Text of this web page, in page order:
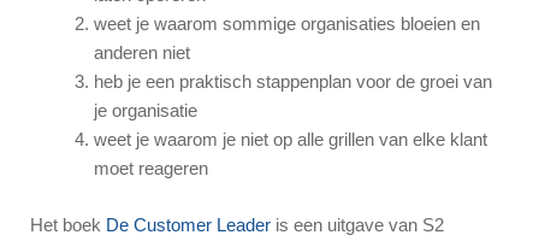
weet je waarom sommige organisaties bloeien en
anderen niet
heb je een praktisch stappenplan voor de groei van
je organisatie
weet je waarom je niet op alle grillen van elke klant
moet reageren
Het boek De Customer Leader is een uitgave van S2